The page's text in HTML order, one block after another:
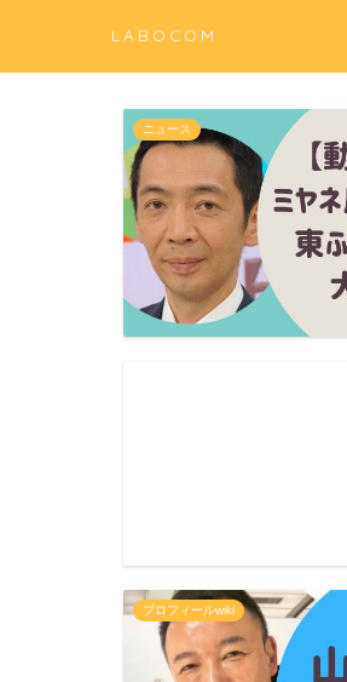
LABOCOM
ニュース
プロフィールwiki